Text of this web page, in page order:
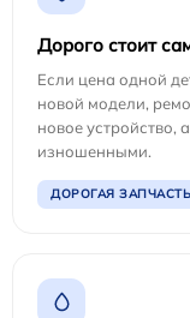
Дорого стоит
Если цена одной
новой модели,
новое устройство,
изношенными.
ДОРОГАЯ ЗАПЧАСТЬ